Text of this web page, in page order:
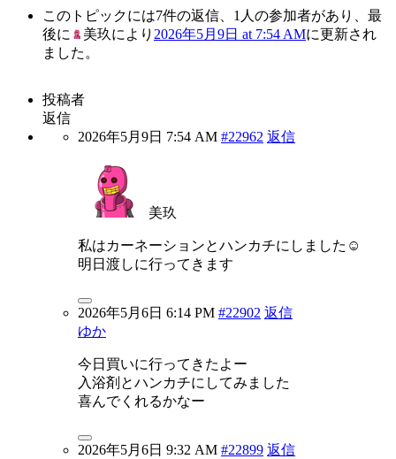
このトピックには7件の返信、1人の参加者があり、最
後に
美玖 により 2026年5月9日 at 7:54 AMに更新され
ました。
投稿者
返信
2026年5月9日 7:54 AM #22962 返信
美玖
私はカーネーションとハンカチにしました☺️
明日渡しに行ってきます
2026年5月6日 6:14 PM #22902 返信
ゆか
今日買いに行ってきたよー
入浴剤とハンカチにしてみました
喜んでくれるかなー
2026年5月6日 9:32 AM #22899 返信